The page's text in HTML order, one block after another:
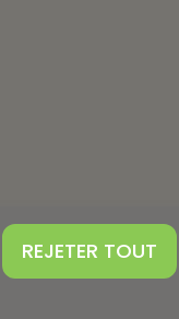
REJETER TOUT